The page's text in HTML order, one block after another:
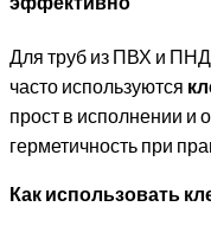
Для труб из ПВХ и ПНД
часто используются
прост в исполнении и
герметичность при
Как использовать